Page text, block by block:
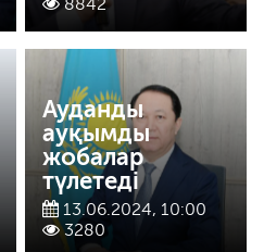
Ауданды
ауқымды
жобалар
түлетеді
13.06.2024, 10:00
3280